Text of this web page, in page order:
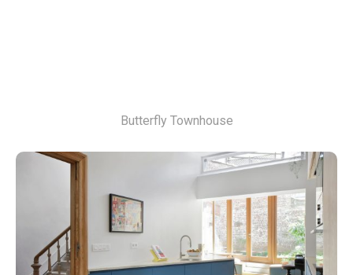
Butterfly Townhouse